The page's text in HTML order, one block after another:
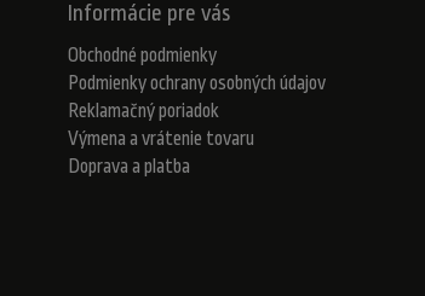
Informácie pre vás
Obchodné podmienky
Podmienky ochrany osobných údajov
Reklamačný poriadok
Výmena a vrátenie tovaru
Doprava a platba